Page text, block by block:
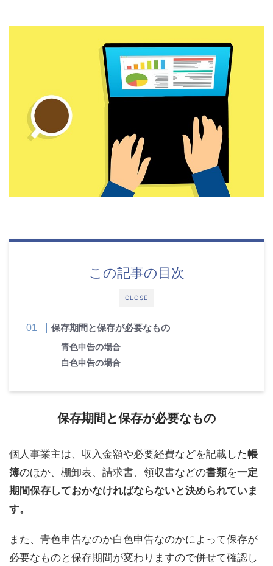
CLOSE
この記事の目次
保存期間と保存が必要なもの
青色申告の場合
白色申告の場合
保存期間と保存が必要なもの
個人事業主は、収入金額や必要経費などを記載した帳
簿のほか、棚卸表、請求書、領収書などの書類を一定
期間保存しておかなければならないと決められていま
す。
また、青色申告なのか白色申告なのかによって保存が
必要なものと保存期間が変わりますので併せて確認し